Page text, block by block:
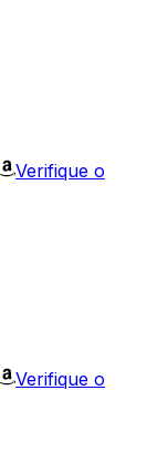
Verifique o
Verifique o